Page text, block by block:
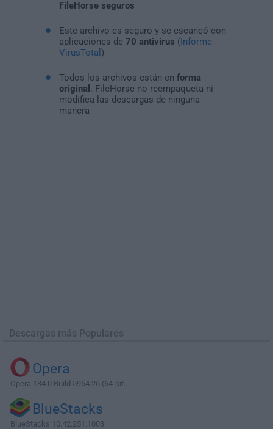
FileHorse seguros
Este archivo es seguro y se escaneó con
aplicaciones de 70 antivirus (Informe
VirusTotal )
Todos los archivos están en forma
original
. FileHorse no reempaqueta ni
modifica las descargas de ninguna
manera
Descargas más Populares
Opera
Opera 134.0 Build 5954.26 (64-bit...
BlueStacks
BlueStacks 10.42.251.1003